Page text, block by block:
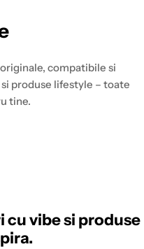
compatibile si
produse lifestyle – toate
tine.
vibe si produse